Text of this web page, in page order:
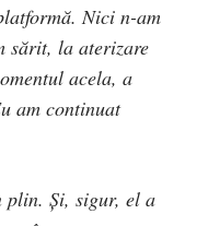
Nici n-am
sărit, la aterizare
acela, a
am continuat
plin. Şi, sigur, el a